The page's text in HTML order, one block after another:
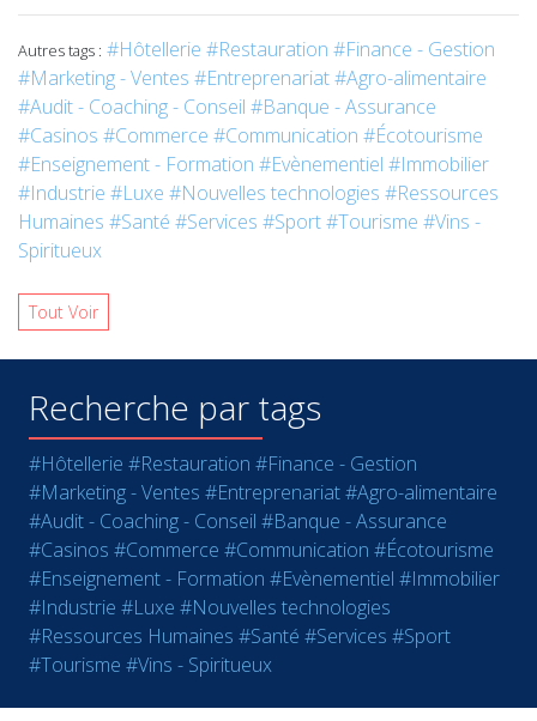
Autres tags : #Hôtellerie #Restauration #Finance - Gestion
#Marketing - Ventes #Entreprenariat#Agro-alimentaire
#Audit - Coaching - Conseil #Banque - Assurance
#Casinos #Commerce #Communication #Écotourisme
#Enseignement - Formation #Evènementiel #Immobilier
#Industrie #Luxe #Nouvelles technologies #Ressources
Humaines #Santé #Services #Sport#Tourisme #Vins -
Spiritueux
Tout Voir
Recherche par tags
#Hôtellerie #Restauration #Finance - Gestion
#Marketing - Ventes #Entreprenariat#Agro-alimentaire
#Audit - Coaching - Conseil #Banque - Assurance
#Casinos #Commerce #Communication #Écotourisme
#Enseignement - Formation #Evènementiel #Immobilier
#Industrie #Luxe #Nouvelles technologies
#Ressources Humaines #Santé #Services #Sport
#Tourisme #Vins - Spiritueux